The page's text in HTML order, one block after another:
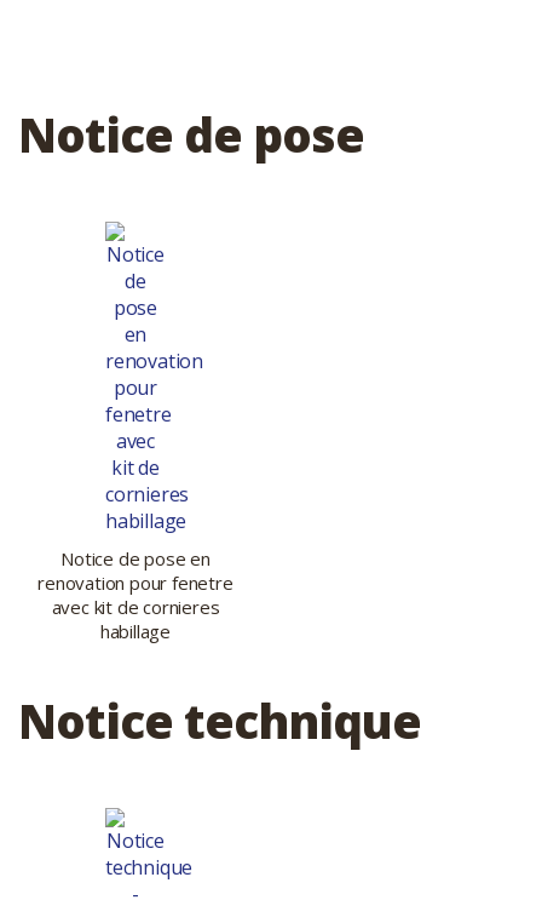
Notice de pose
Notice de pose en
renovation pour fenetre
avec kit de cornieres
habillage
Notice technique